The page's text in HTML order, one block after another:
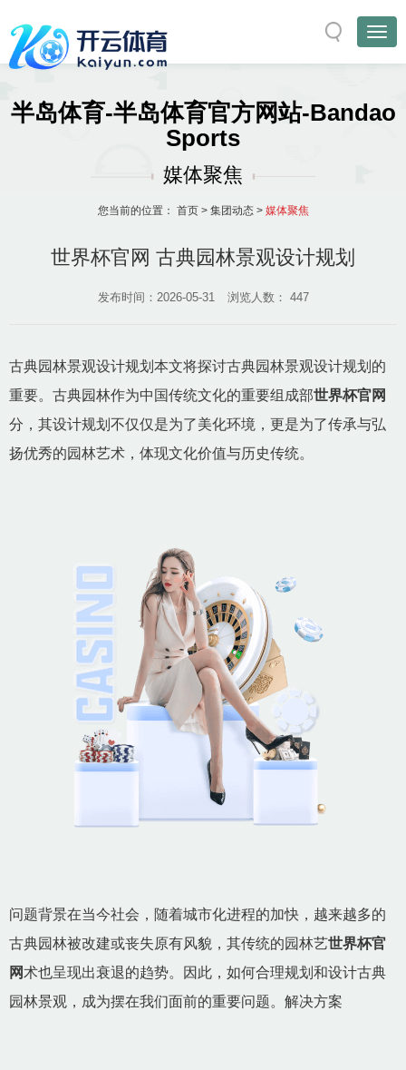
半岛体育-半岛体育官方网站-Bandao
Sports
媒体聚焦
您当前的位置： 首页> 集团动态> 媒体聚焦
世界杯官网 古典园林景观设计规划
发布时间：2026-05-31 浏览人数： 447
古典园林景观设计规划本文将探讨古典园林景观设计规划的
重要。古典园林作为中国传统文化的重要组成部世界杯官网
分，其设计规划不仅仅是为了美化环境，更是为了传承与弘
扬优秀的园林艺术，体现文化价值与历史传统。
问题背景在当今社会，随着城市化进程的加快，越来越多的
古典园林被改建或丧失原有风貌，其传统的园林艺世界杯官
网术也呈现出衰退的趋势。因此，如何合理规划和设计古典
园林景观，成为摆在我们面前的重要问题。解决方案